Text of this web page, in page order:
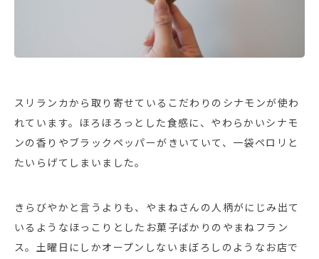
スリランカから取り寄せているこだわりのシナモンが使わ
れています。ほろほろっとした食感に、やわらかいシナモ
ンの香りやブラックペッパーがきいていて、一袋ペロリと
たいらげてしまいました。
きらびやかと言うよりも、やまねさんの人柄がにじみ出て
いるようなほっこりとしたお菓子ばかりのやまねフラン
ス。土曜日にしかオープンしないまぼろしのようなお店で